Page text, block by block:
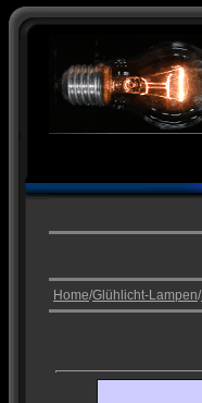
Home/Glühlicht-Lampen/